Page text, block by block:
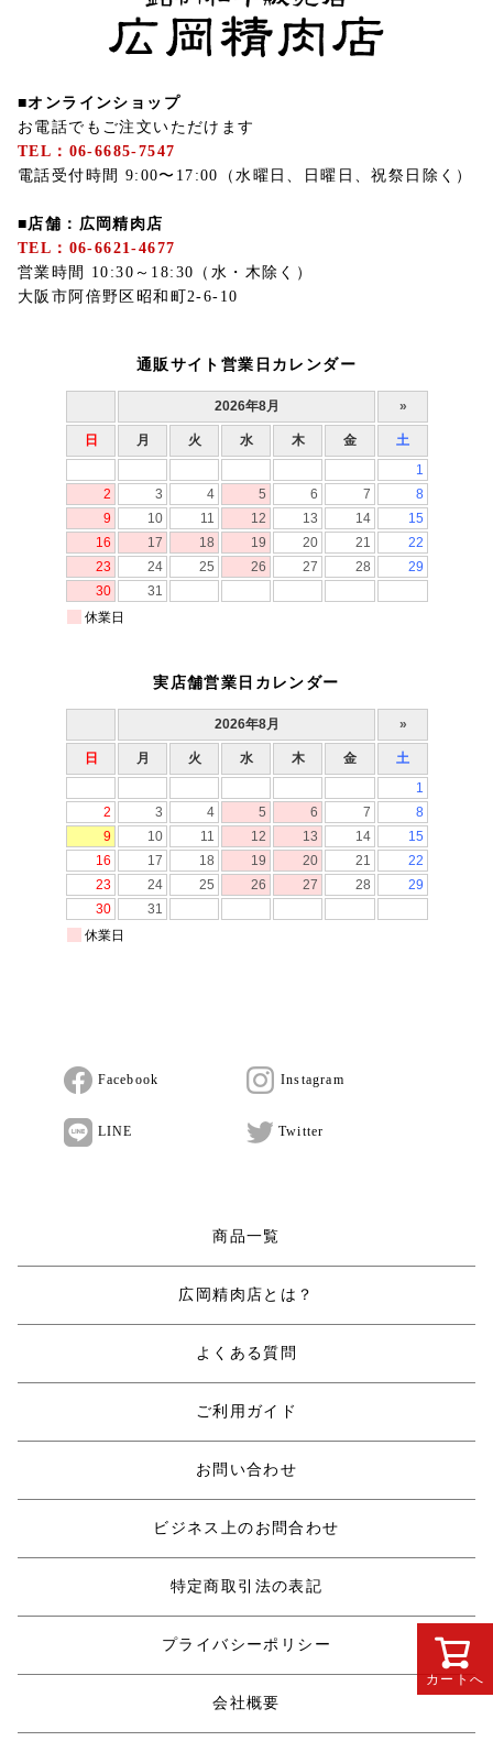
カートへ
■オンラインショップ
お電話でもご注文いただけます
TEL：06-6685-7547
電話受付時間 9:00〜17:00（水曜日、日曜日、祝祭日除く）
■店舗：広岡精肉店
TEL：06-6621-4677
営業時間 10:30～18:30（水・木除く）
大阪市阿倍野区昭和町2-6-10
通販サイト営業日カレンダー
実店舗営業日カレンダー
Facebook Instagram
LINE Twitter
商品一覧
広岡精肉店とは？
よくある質問
ご利用ガイド
お問い合わせ
ビジネス上のお問合わせ
特定商取引法の表記
プライバシーポリシー
会社概要